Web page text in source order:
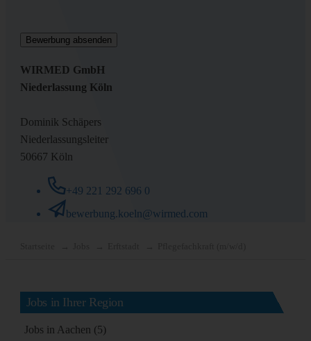
WIRMED GmbH
Niederlassung Köln
Dominik Schäpers
Niederlassungsleiter
50667 Köln
+49 221 292 696 0
bewerbung.koeln@wirmed.com
Jobs in Ihrer Region
Jobs in Aachen (5)